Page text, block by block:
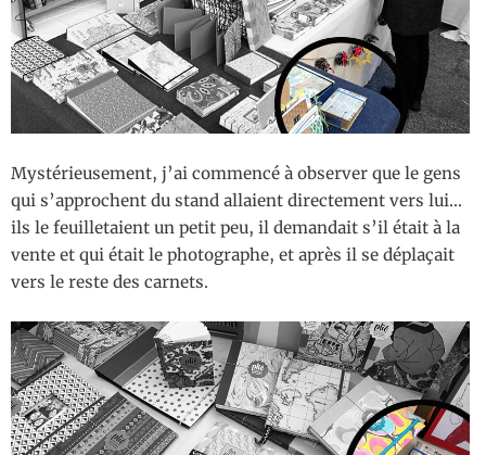
Mystérieusement, j’ai commencé à observer que le gens
qui s’approchent du stand allaient directement vers lui...
ils le feuilletaient un petit peu, il demandait s’il était à la
vente et qui était le photographe, et après il se déplaçait
vers le reste des carnets.